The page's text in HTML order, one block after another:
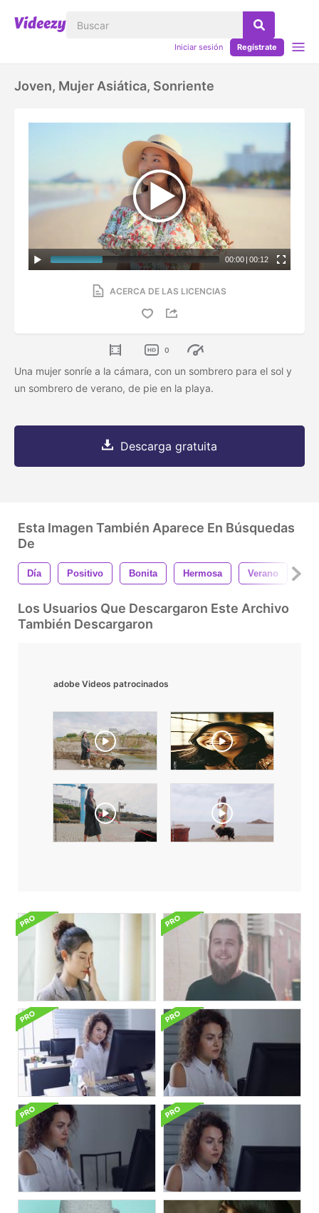
Iniciar sesión Regístrate
Joven, Mujer Asiática, Sonriente
00:00 | 00:12
ACERCA DE LAS LICENCIAS
0
Una mujer sonríe a la cámara, con un sombrero para el sol y
un sombrero de verano, de pie en la playa.
Descarga gratuita
Esta Imagen También Aparece En Búsquedas
De
Día Positivo Bonita Hermosa Verano
Los Usuarios Que Descargaron Este Archivo
También Descargaron
adobe Videos patrocinados